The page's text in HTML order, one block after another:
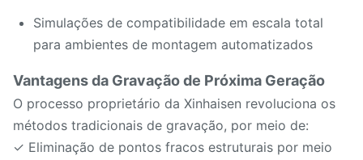
Simulações de compatibilidade em escala total
para ambientes de montagem automatizados
Vantagens da Gravação de Próxima Geração
O processo proprietário da Xinhaisen revoluciona os
métodos tradicionais de gravação, por meio de:
✓ Eliminação de pontos fracos estruturais por meio